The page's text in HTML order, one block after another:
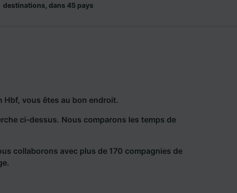
destinations, dans 45 pays
vous êtes au bon endroit.
ci-dessus. Nous comparons les temps de
collaborons avec plus de 170 compagnies de